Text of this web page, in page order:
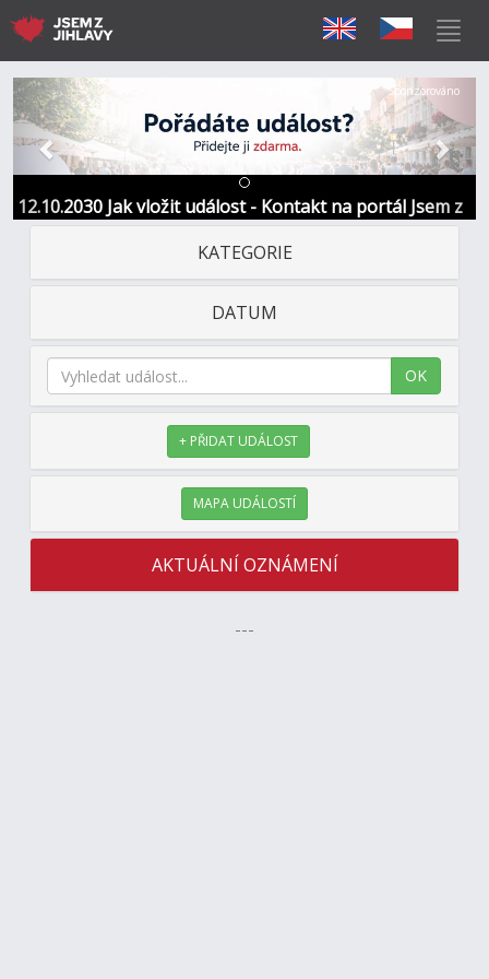
12.10.2030 Jak vložit událost - Kontakt na portál Jsem z
Jihlavy
Předchozí Další
Sponzorováno
KATEGORIE
DATUM
OK
+ PŘIDAT UDÁLOST
MAPA UDÁLOSTÍ
AKTUÁLNÍ OZNÁMENÍ
---